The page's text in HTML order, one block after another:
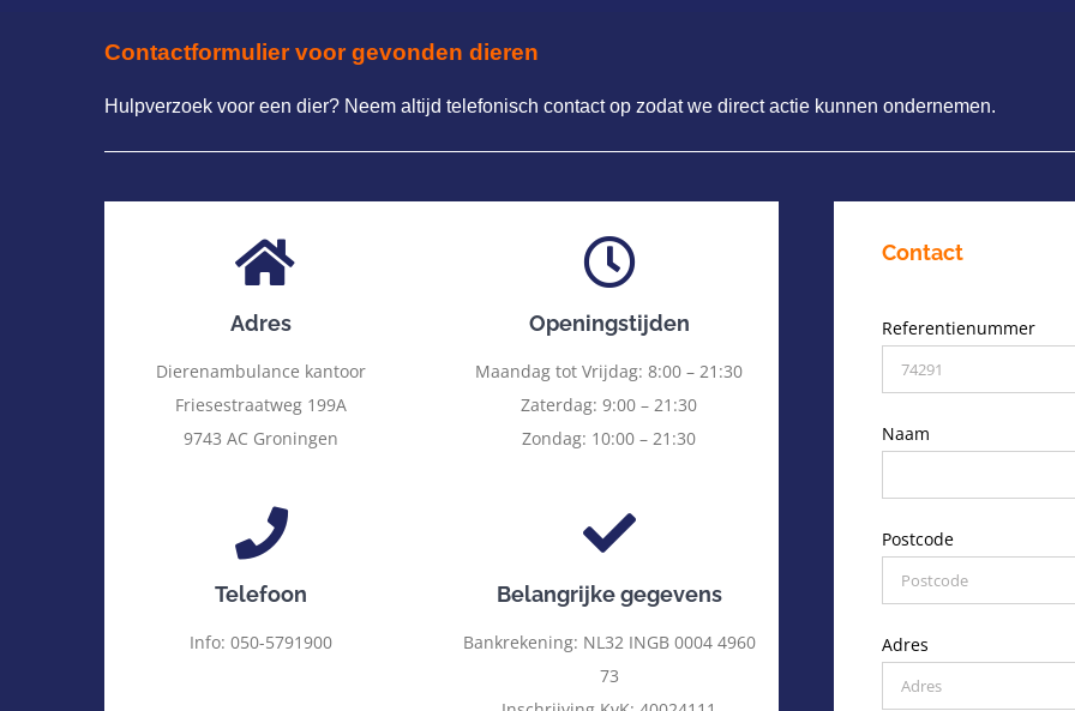
Contactformulier voor gevonden dieren
Hulpverzoek voor een dier? Neem altijd telefonisch contact op zodat we direct actie kunnen ondernemen.
Adres
Dierenambulance kantoor
Friesestraatweg 199A
9743 AC Groningen
Openingstijden
Maandag tot Vrijdag: 8:00 – 21:30
Zaterdag: 9:00 – 21:30
Zondag: 10:00 – 21:30
Telefoon
Info: 050-5791900
Belangrijke gegevens
Bankrekening: NL32 INGB 0004 4960
73
Contact
Referentienummer
Naam
Postcode
Adres